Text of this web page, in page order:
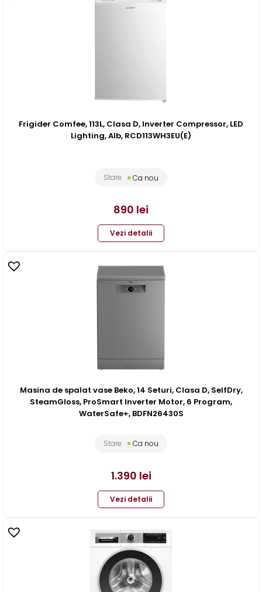
Frigider Comfee, 113L, Clasa D, Inverter Compressor, LED
Lighting, Alb, RCD113WH3EU(E)
Stare: Ca nou
890 lei
Vezi detalii
Masina de spalat vase Beko, 14 Seturi, Clasa D, SelfDry,
SteamGloss, ProSmart Inverter Motor, 6 Program,
WaterSafe+, BDFN26430S
Stare: Ca nou
1.390 lei
Vezi detalii